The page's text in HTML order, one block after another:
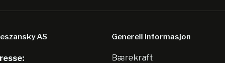
AS Generell informasjon
Bærekraft